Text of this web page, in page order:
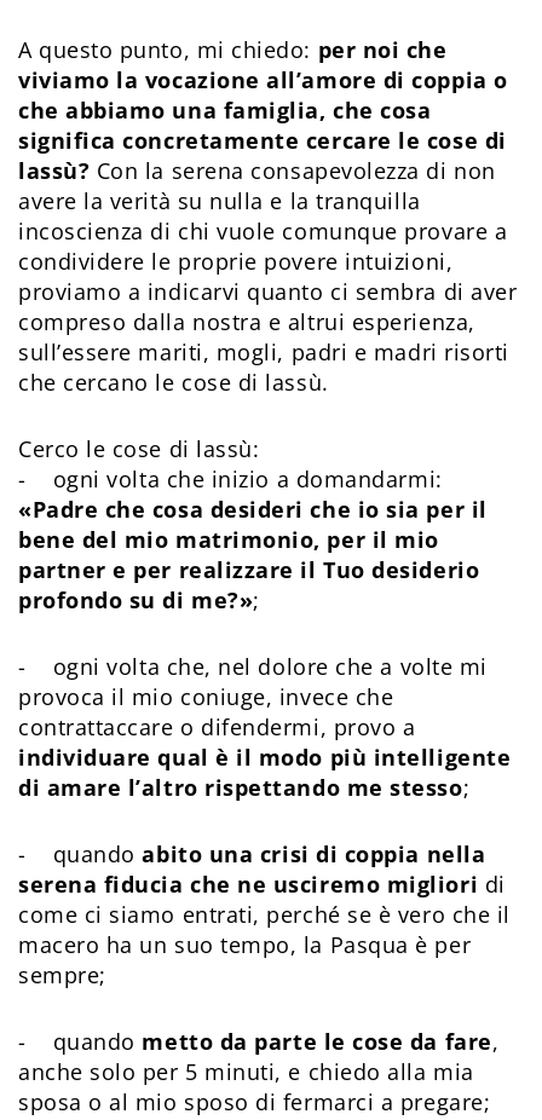
A questo punto, mi chiedo: per noi che
viviamo la vocazione all’amore di coppia o
che abbiamo una famiglia, che cosa
significa concretamente cercare le cose di
lassù? Con la serena consapevolezza di non
avere la verità su nulla e la tranquilla
incoscienza di chi vuole comunque provare a
condividere le proprie povere intuizioni,
proviamo a indicarvi quanto ci sembra di aver
compreso dalla nostra e altrui esperienza,
sull’essere mariti, mogli, padri e madri risorti
che cercano le cose di lassù.
Cerco le cose di lassù:
- ogni volta che inizio a domandarmi:
«Padre che cosa desideri che io sia per il
bene del mio matrimonio, per il mio
partner e per realizzare il Tuo desiderio
profondo su di me?»;
- ogni volta che, nel dolore che a volte mi
provoca il mio coniuge, invece che
contrattaccare o difendermi, provo a
individuare qual è il modo più intelligente
di amare l’altro rispettando me stesso;
- quandoabito una crisi di coppia nella
serena fiducia che ne usciremo migliori di
come ci siamo entrati, perché se è vero che il
macero ha un suo tempo, la Pasqua è per
sempre;
- quando metto da parte le cose da fare,
anche solo per 5 minuti, e chiedo alla mia
sposa o al mio sposo di fermarci a pregare;